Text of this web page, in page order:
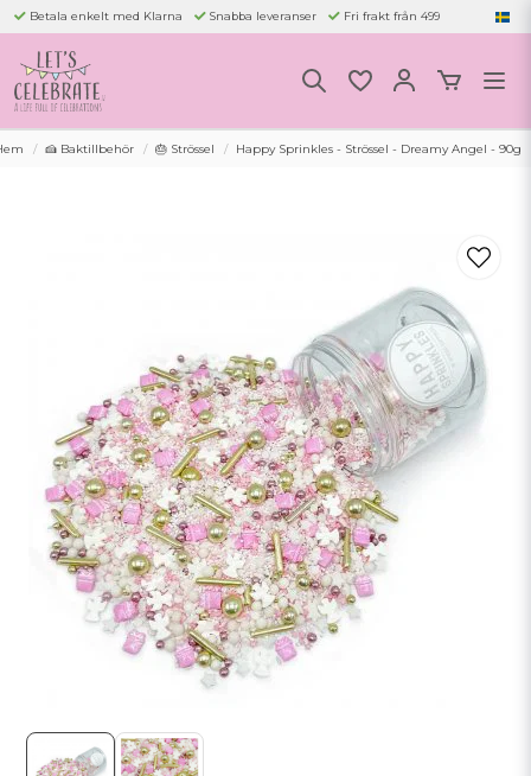
Betala enkelt med Klarna Snabba leveranser Fri frakt från 499
🍰 Baktillbehör 🎂 Strössel Happy Sprinkles - Strössel - Dreamy Angel - 90g